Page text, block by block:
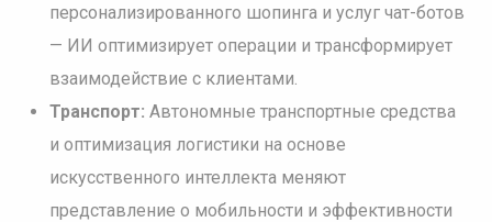
персонализированного шопинга и услуг чат-ботов
— ИИ оптимизирует операции и трансформирует
взаимодействие с клиентами.
Транспорт: Автономные транспортные средства
и оптимизация логистики на основе
искусственного интеллекта меняют
представление о мобильности и эффективности